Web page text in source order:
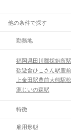
他の条件で探す
勤務地
福岡県田川郡採銅所駅
歓遊舎ひこさん駅豊
上金田駅豊前大熊駅
源じいの森駅
特徴
雇用形態